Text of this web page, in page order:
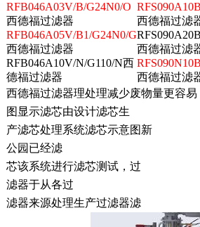
RFB046A03V/B/G24N0/O
西德福过滤器
西德福过滤
RFB046A05V/B1/G24N0/G
西德福过滤器
西德福过滤
RFB046A10V/N/G110/N西
德福过滤器
西德福过滤
西德福过滤器理处理减少废物量更容易
图显示滤芯由设计滤芯生
产滤芯处理系统滤芯示意图新
公园已经滤
芯该系统进行滤芯测试，过
滤器于从各过
滤器来源处理生产过滤器滤